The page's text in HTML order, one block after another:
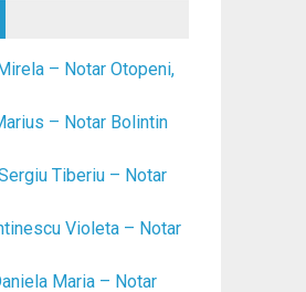
– Notar Otopeni,
– Notar Bolintin
Tiberiu – Notar
Violeta – Notar
Maria – Notar